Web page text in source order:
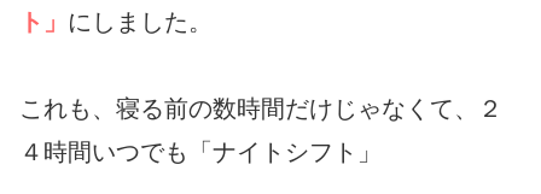
ト」 にしました。
これも、寝る前の数時間だけじゃなくて、２
４時間いつでも「ナイトシフト」